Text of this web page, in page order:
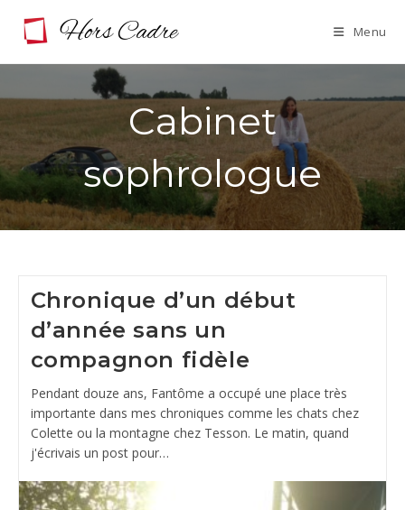
Menu
Cabinet
sophrologue
Chronique d’un début
d’année sans un
compagnon fidèle
Pendant douze ans, Fantôme a occupé une place très
importante dans mes chroniques comme les chats chez
Colette ou la montagne chez Tesson. Le matin, quand
j'écrivais un post pour…